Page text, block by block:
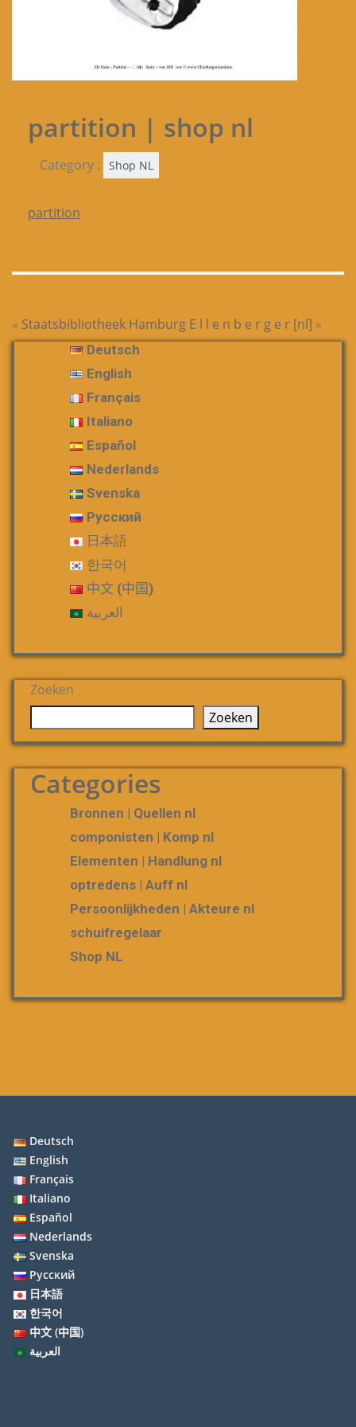
partition | shop nl
Category : Shop NL
partition
« Staatsbibliotheek Hamburg E l l e n b e r g e r [nl] »
Deutsch
English
Français
Italiano
Español
Nederlands
Svenska
Русский
日本語
한국어
中文 (中国)
العربية
Zoeken
Zoeken
Categories
Bronnen | Quellen nl
componisten | Komp nl
Elementen | Handlung nl
optredens | Auff nl
Persoonlijkheden | Akteure nl
schuifregelaar
Shop NL
Deutsch
English
Français
Italiano
Español
Nederlands
Svenska
Русский
日本語
한국어
中文 (中国)
العربية